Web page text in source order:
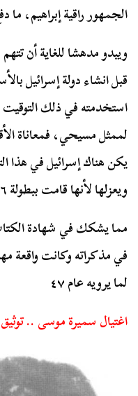
الجمهور راقية إبراهيم، ما
ويبدو مدهشا للغاية أن
قبل انشاء دولة إسرائيل
استخدمته في ذلك
لممثل مسيحي، فمعاناة
يكن هناك إسرائيل في هذا
ويعزلها لأنها قامت ببطولة ٦ أفلام بعد هذا المهرجان
مما يشكك في شهادة
لما يرويه عام ٤٧
اغتيال سميرة موسى .. توثيق